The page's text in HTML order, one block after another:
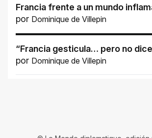
Francia frente a un mundo
por Dominique de Villepin
“Francia gesticula… pero no
por Dominique de Villepin